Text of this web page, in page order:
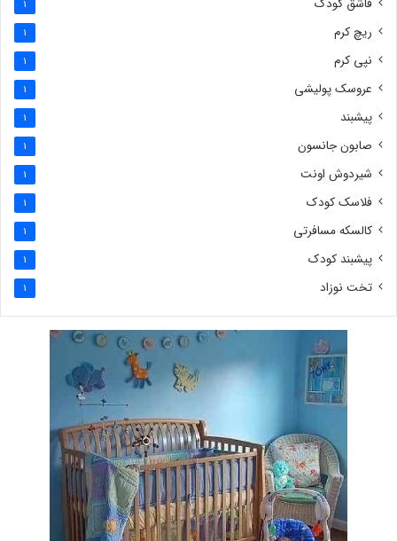
قاشق کودک 1
ریچ کرم 1
نپی کرم 1
عروسک پولیشی 1
پیشبند 1
صابون جانسون 1
شیردوش اونت 1
فلاسک کودک 1
کالسکه مسافرتی 1
پیشبند کودک 1
تخت نوزاد 1